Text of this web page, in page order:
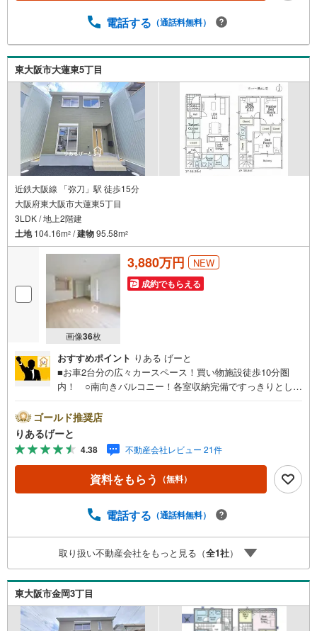
相談、承ります！■【無料送迎】「小さなお子さまをつれて
ご相談ください！営業スタッフがご自宅に伺って送迎致し
ます！【リフォーム相談】資格を持った専門スタッフがお
悩みに合わせてお話をうかがい、お客さまにぴったりの提
案を行います！■その他:物件相談、住宅ローン相談、ご質
問、気になること、何でもお気軽にご相談ください！
電話する （通話料無料）
東大阪市大蓮東5丁目
近鉄大阪線 「弥刀」駅 徒歩15分
大阪府東大阪市大蓮東5丁目
3LDK / 地上2階建
土地104.16m2 /建物95.58m2
画像36枚
3,880万円 NEW
成約でもらえる
おすすめポイント りある げーと
■お車2台分の広々カースペース！買い物施設徒歩10分圏
内！ ○南向きバルコニー！各室収納完備ですっきりとした
設が近隣に揃った便利な立地!!■物件検討中のお客さま！ち
ょっと見学してみたいだけなどでも内覧可能です！売主さ
まの都合等で見学ができない場合がございます。お気軽に
「りあるげーと」までお問合わせ下さい！■「りあるげー
と」が選ばれるポイント！■年中休まず営業中！いつでも対
応致します！・営業時間:9:00～21:00上記の時間帯は、お
相談、承ります！■【無料送迎】「小さなお子さまをつれて
ご相談ください！営業スタッフがご自宅に伺って送迎致し
ます！【リフォーム相談】資格を持った専門スタッフがお
悩みに合わせてお話をうかがい、お客さまにぴったりの提
案を行います！■その他:物件相談、住宅ローン相談、ご質
問、気になること、何でもお気軽にご相談ください！
ゴールド推奨店
りあるげーと
4.38 不動産会社レビュー 21件
資料をもらう （無料）
電話する （通話料無料）
取り扱い不動産会社をもっと見る（全1社）
東大阪市金岡3丁目